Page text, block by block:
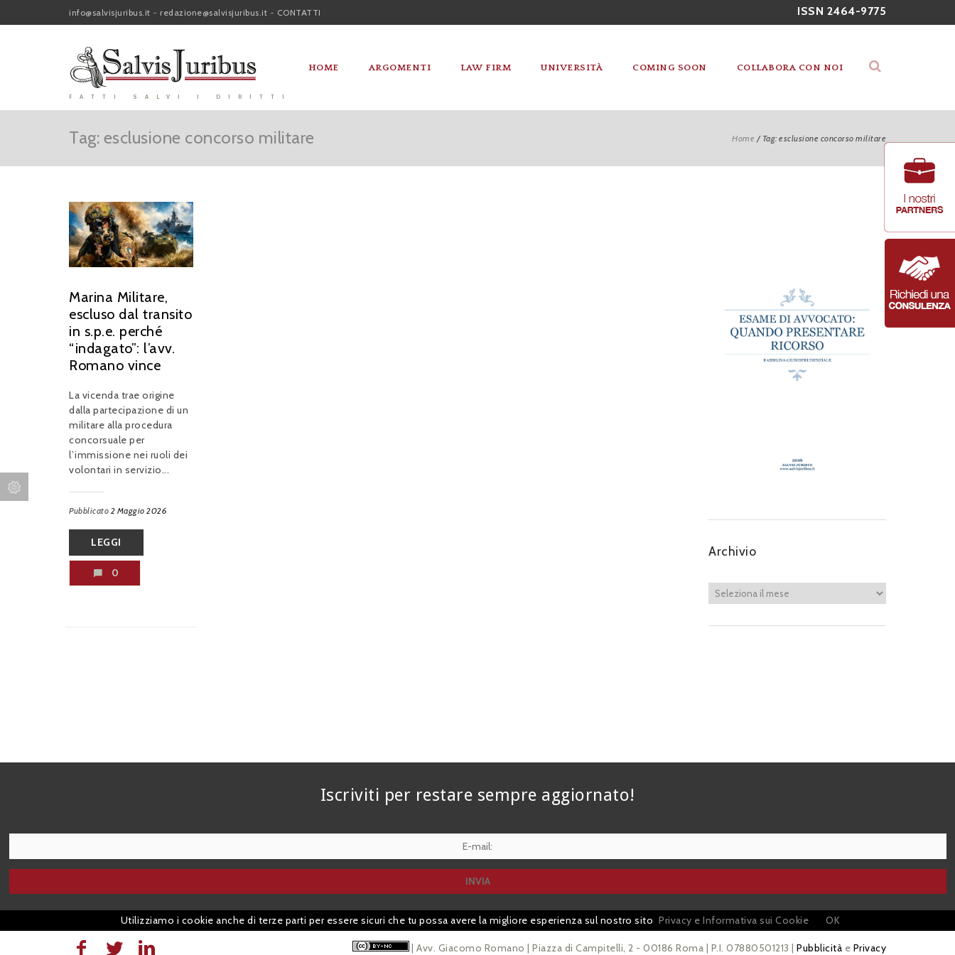
ISSN 2464-9775
info@salvisjuribus.it - redazione@salvisjuribus.it - CONTATTI
FATTI SALVI I DIRITTI
HOME ARGOMENTI LAW FIRM UNIVERSITÀ COMING SOON COLLABORA CON NOI
Home / Tag: esclusione concorso militare
Tag: esclusione concorso militare
Marina Militare,
escluso dal transito
in s.p.e. perché
“indagato”: l’avv.
Romano vince
La vicenda trae origine
dalla partecipazione di un
militare alla procedura
concorsuale per
l’immissione nei ruoli dei
volontari in servizio...
Pubblicato 2 Maggio 2026
LEGGI
0
Archivio
Iscriviti per restare sempre aggiornato!
| Avv. Giacomo Romano | Piazza di Campitelli, 2 - 00186 Roma | P.I. 07880501213 | Pubblicità e Privacy
Utilizziamo i cookie anche di terze parti per essere sicuri che tu possa avere la migliore esperienza sul nostro sito Privacy e Informativa sui Cookie OK